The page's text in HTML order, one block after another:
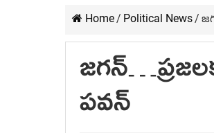
Home/ Political News/
పవన్